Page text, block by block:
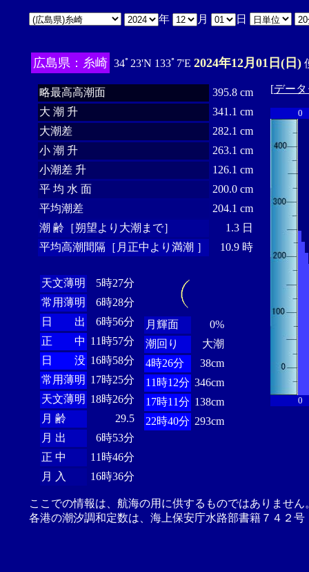
年 月 日
広島県：糸崎 34ﾟ23'N 133ﾟ7'E 2024年12月01日(日)
略最高高潮面
395.8 cm
大 潮 升
341.1 cm
大潮差
282.1 cm
小 潮 升
263.1 cm
小潮差 升
126.1 cm
平 均 水 面
200.0 cm
平均潮差
204.1 cm
潮 齢［朔望より大潮まで］
1.3 日
平均高潮間隔［月正中より満潮 ］
10.9 時
天文薄明
5時27分
常用薄明
6時28分
日 出
6時56分
正 中 11時57分
日 没 16時58分
常用薄明 17時25分
天文薄明 18時26分
月 齢
29.5
月 出
6時53分
正 中
11時46分
月 入
16時36分
月輝面
0%
潮回り
大潮
4時26分
38cm
11時12分 346cm
17時11分 138cm
22時40分 293cm
[デー
0
0
ここでの情報は、航海の用に供するものではありませ
各港の潮汐調和定数は、海上保安庁水路部書籍７４２